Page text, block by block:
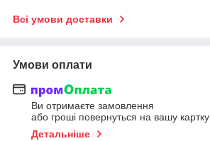
Всі умови доставки
Умови оплати
Ви отримаєте замовлення
або гроші повернуться на вашу картку
Детальніше